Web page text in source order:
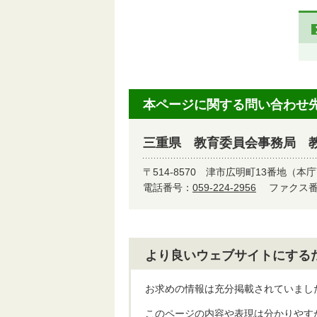
本ページに関する問い合わせ
三重県 教育委員会事務局
〒514-8570 津市広明町13番地（本庁
電話番号： 059-224-2956 ファクス
より良いウェブサイトにす
お求めの情報は充分掲載されていまし
このページの内容や表現は分かりやす